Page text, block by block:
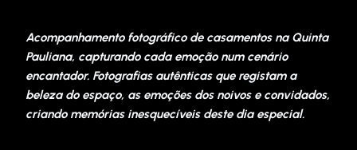
Acompanhamento fotográfico de casamentos na Quinta
Pauliana, capturando cada emoção num cenário
encantador. Fotografias autênticas que registam a
beleza do espaço, as emoções dos noivos e convidados,
criando memórias inesquecíveis deste dia especial.